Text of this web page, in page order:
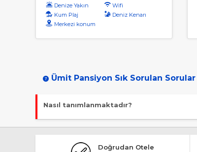
Denize Yakın
Wifi
Kum Plaj
Deniz Kenarı
Merkezi konum
Ümit Pansiyon Sık Sorulan Sorular
Nasıl tanımlanmaktadır?
Tesis Pansiyon statüsündedir.
Doğrudan Otele